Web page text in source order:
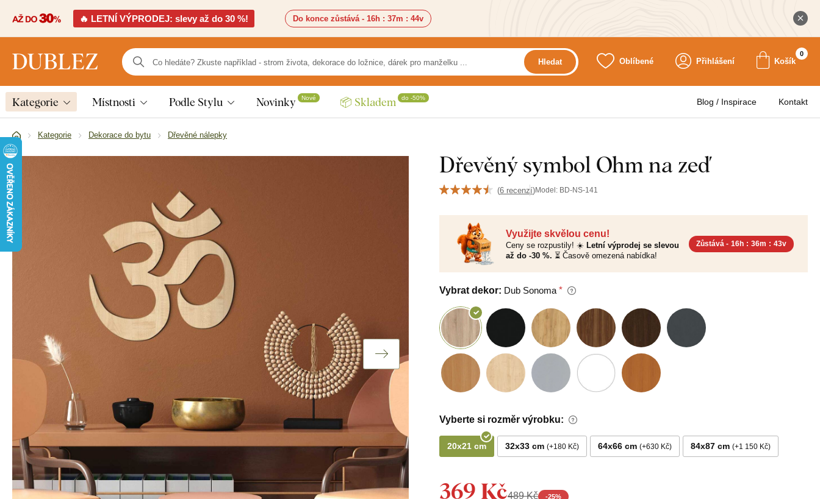
🔥 LETNÍ VÝPRODEJ: slevy až do 30 %! Do konce zůstává - 16h : 37m : 42v
Hledat Oblíbené Přihlášení Košík
0
Kategorie Místnosti Podle Stylu Novinky Nové 📦 Skladem do -50% Blog / Inspirace Kontakt
Kategorie Dekorace do bytu Dřevěné nálepky
Dřevěný symbol Ohm na zeď
(6 recenzí)Model: BD-NS-141
Využijte skvělou cenu!
Ceny se rozpustily! ☀️ Letní výprodej se slevou
až do -30 %. ⏳ Časově omezená nabídka!
Zůstává - 16h : 36m : 42v
Vybrat dekor: Dub Sonoma
Vyberte si rozměr výrobku:
20x21 cm 32x33 cm +180 Kč 64x66 cm +630 Kč 84x87 cm +1 150 Kč
369 Kč489 Kč -25%